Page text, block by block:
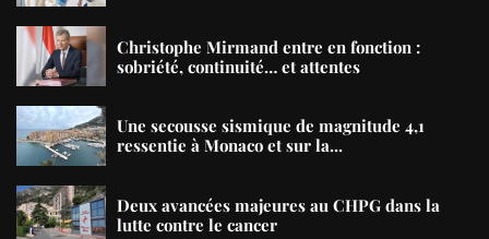
Christophe Mirmand entre en fonction :
sobriété, continuité… et attentes
Une secousse sismique de magnitude 4,1
ressentie à Monaco et sur la...
Deux avancées majeures au CHPG dans la
lutte contre le cancer